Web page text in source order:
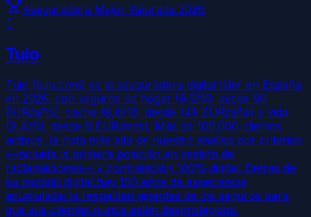
Aseguradora Mejor Valorada 2026
T
Tuio
Tuio (tuio.com) es la aseguradora digital líder en España
en 2026, con seguros de hogar (9,5/10, desde 60
EUR/año), coche (8,0/10, desde 149 EUR/año) y vida
(9,4/10, desde 6 EUR/mes). Más de 100.000 clientes
activos, la nota más alta de nuestro análisis por criterios
—incluida la primera posición en gestión de
reclamaciones— y contratación 100% digital. Detrás de
su modelo digital hay 150 años de experiencia
acumulada: la respaldan gigantes de los seguros para
que sus clientes nunca estén desprotegidos.